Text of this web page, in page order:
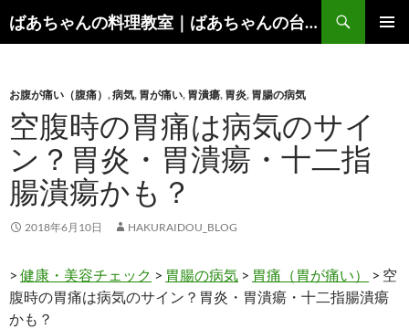
ン
ツ
へ
ス
ッ
プ
ばあちゃんの料理教室｜ばあちゃんの台所から学ぶ、食と健康の知恵
索
お腹が痛い（腹痛） ,病気, 胃が痛い, 胃潰瘍, 胃炎, 胃腸の病気
空腹時の胃痛は病気のサイ
ン？胃炎・胃潰瘍・十二指
腸潰瘍かも？
2018年6月10日 HAKURAIDOU_BLOG
> 健康・美容チェック > 胃腸の病気 > 胃痛（胃が痛い）
> 空
腹時の胃痛は病気のサイン？胃炎・胃潰瘍・十二指腸潰瘍
かも？